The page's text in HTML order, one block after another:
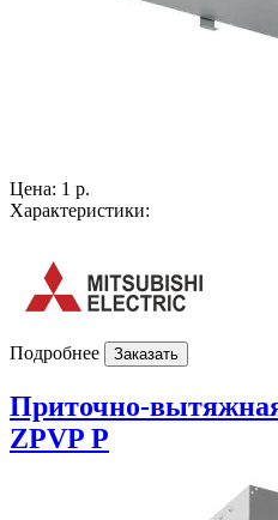
Цена: 1 р.
Характеристики:
Подробнее Заказать
Приточно-
ZPVP P